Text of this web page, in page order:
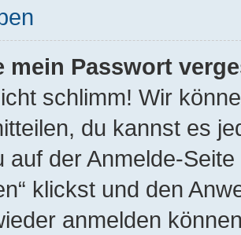
mein Passwort
schlimm! Wir
du kannst es
auf der Anmelde-
klickst und den
anmelden